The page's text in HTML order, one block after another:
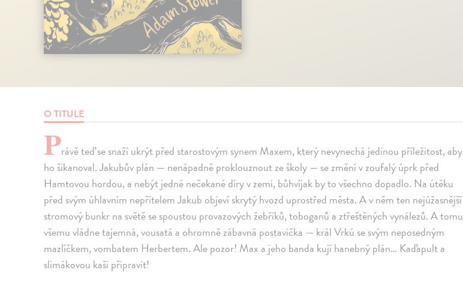
O TITULE
Právě teď se snaží ukrýt před starostovým synem Maxem, který nevynechá jedinou příležitost, aby
ho šikanoval. Jakubův plán — nenápadně proklouznout ze školy — se změní v zoufalý úprk před
Hamtovou hordou, a nebýt jedné nečekané díry v zemi, bůhvíjak by to všechno dopadlo. Na útěku
před svým úhlavním nepřítelem Jakub objeví skrytý hvozd uprostřed města. A v něm ten nejúžasnější
stromový bunkr na světě se spoustou provazových žebříků, toboganů a ztřeštěných vynálezů. A tomu
všemu vládne tajemná, vousatá a ohromně zábavná postavička — král Vrkú se svým neposedným
mazlíčkem, vombatem Herbertem. Ale pozor! Max a jeho banda kují hanebný plán… Kaďapult a
slimákovou kaši připravit!